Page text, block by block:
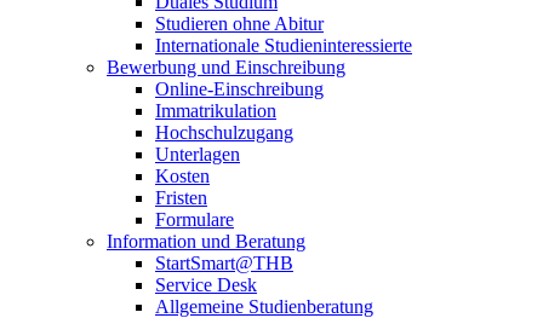
Studieren ohne Abitur
Internationale Studieninteressierte
Bewerbung und Einschreibung
Online-Einschreibung
Immatrikulation
Hochschulzugang
Unterlagen
Kosten
Fristen
Formulare
Information und Beratung
StartSmart@THB
Service Desk
Allgemeine Studienberatung